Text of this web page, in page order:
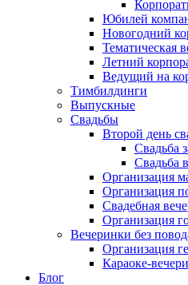
Юбилей
Новогодний
Тематическая
Летний
Ведущий на
Тимбилдинги
Выпускные
Свадьбы
Второй день
Свадьба
Свадьба
Организация
Организация
Свадебная
Организация
Вечеринки без
Организация
Караоке-
Блог